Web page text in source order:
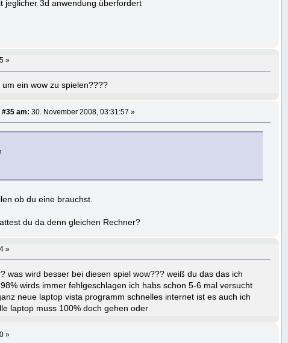
jeglicher 3d anwendung überfordert
»
ein wow zu spielen????
am: 30. November 2008, 03:31:57 »
ob du eine brauchst.
du da denn gleichen Rechner?
»
was wird besser bei diesen spiel wow??? weiß du das das ich
wirds immer fehlgeschlagen ich habs schon 5-6 mal versucht
neue laptop vista programm schnelles internet ist es auch ich
laptop muss 100% doch gehen oder
»